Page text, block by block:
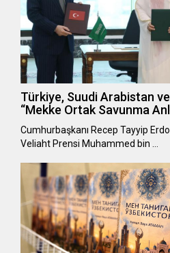
Türkiye, Suudi Arabistan
“Mekke Ortak Savunma
Cumhurbaşkanı Recep Tayyip
Veliaht Prensi Muhammed bin …